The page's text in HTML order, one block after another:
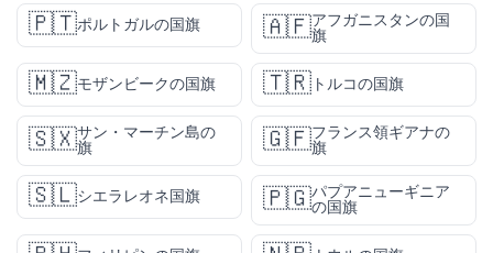
🇵🇹ポルトガルの国旗 🇦🇫アフガニスタンの国
旗
🇲🇿モザンビークの国旗 🇹🇷 トルコの国旗
🇸🇽サン・マーチン島の
旗
🇬🇫フランス領ギアナの
旗
🇸🇱シエラレオネ国旗 🇵🇬パプアニューギニア
の国旗